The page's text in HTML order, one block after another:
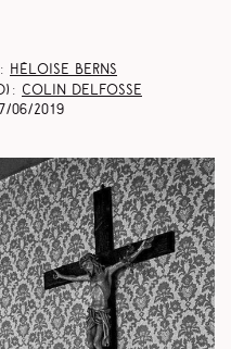
Héloise Berns
: Colin Delfosse
06/2019